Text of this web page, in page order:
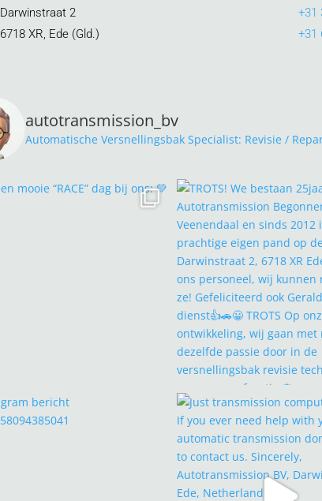
Darwinstraat 2
6718 XR, Ede (Gld.)
+31
+31
autotransmission_bv
Automatische Versnellingsbak Specialist: Revisie /